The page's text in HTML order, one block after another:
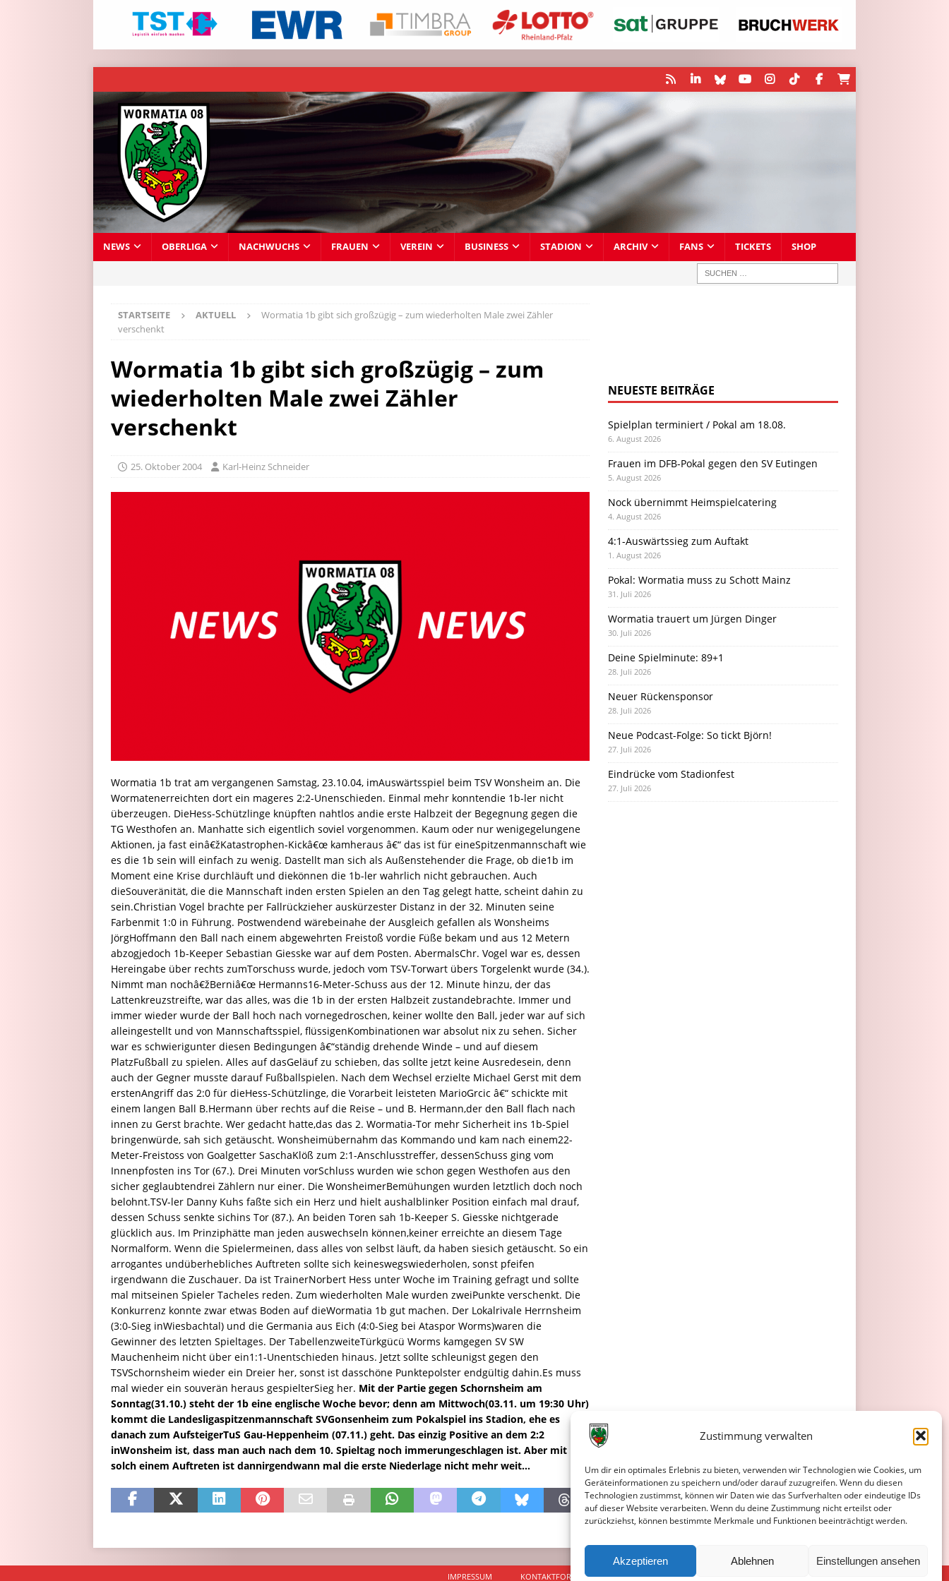
Zustimmung verwalten
Um dir ein optimales Erlebnis zu bieten, verwenden wir Technologien wie Cookies, um
Geräteinformationen zu speichern und/oder darauf zuzugreifen. Wenn du diesen
Technologien zustimmst, können wir Daten wie das Surfverhalten oder eindeutige IDs
auf dieser Website verarbeiten. Wenn du deine Zustimmung nicht erteilst oder
zurückziehst, können bestimmte Merkmale und Funktionen beeinträchtigt werden.
Akzeptieren Ablehnen Einstellungen ansehen
NEWS OBERLIGA NACHWUCHS FRAUEN VEREIN BUSINESS STADION ARCHIV FANS TICKETS SHOP
STARTSEITE AKTUELL
Wormatia 1b gibt sich großzügig – zum wiederholten Male zwei Zähler
verschenkt
Wormatia 1b gibt sich großzügig – zum
wiederholten Male zwei Zähler
verschenkt
25. Oktober 2004 Karl-Heinz Schneider
Wormatia 1b trat am vergangenen Samstag, 23.10.04, imAuswärtsspiel beim TSV Wonsheim an. Die
Wormatenerreichten dort ein mageres 2:2-Unenschieden. Einmal mehr konntendie 1b-ler nicht
überzeugen. DieHess-Schützlinge knüpften nahtlos andie erste Halbzeit der Begegnung gegen die
TG Westhofen an. Manhatte sich eigentlich soviel vorgenommen. Kaum oder nur wenigegelungene
Aktionen, ja fast einâ€žKatastrophen-Kickâ€œ kamheraus â€“ das ist für eineSpitzenmannschaft wie
es die 1b sein will einfach zu wenig. Dastellt man sich als Außenstehender die Frage, ob die1b im
Moment eine Krise durchläuft und diekönnen die 1b-ler wahrlich nicht gebrauchen. Auch
dieSouveränität, die die Mannschaft inden ersten Spielen an den Tag gelegt hatte, scheint dahin zu
sein.Christian Vogel brachte per Fallrückzieher auskürzester Distanz in der 32. Minuten seine
Farbenmit 1:0 in Führung. Postwendend wärebeinahe der Ausgleich gefallen als Wonsheims
JörgHoffmann den Ball nach einem abgewehrten Freistoß vordie Füße bekam und aus 12 Metern
abzogjedoch 1b-Keeper Sebastian Giesske war auf dem Posten. AbermalsChr. Vogel war es, dessen
Hereingabe über rechts zumTorschuss wurde, jedoch vom TSV-Torwart übers Torgelenkt wurde (34.).
Nimmt man nochâ€žBerniâ€œ Hermanns16-Meter-Schuss aus der 12. Minute hinzu, der das
Lattenkreuzstreifte, war das alles, was die 1b in der ersten Halbzeit zustandebrachte. Immer und
immer wieder wurde der Ball hoch nach vornegedroschen, keiner wollte den Ball, jeder war auf sich
alleingestellt und von Mannschaftsspiel, flüssigenKombinationen war absolut nix zu sehen. Sicher
war es schwierigunter diesen Bedingungen â€“ständig drehende Winde – und auf diesem
PlatzFußball zu spielen. Alles auf dasGeläuf zu schieben, das sollte jetzt keine Ausredesein, denn
auch der Gegner musste darauf Fußballspielen. Nach dem Wechsel erzielte Michael Gerst mit dem
erstenAngriff das 2:0 für dieHess-Schützlinge, die Vorarbeit leisteten MarioGrcic â€“ schickte mit
einem langen Ball B.Hermann über rechts auf die Reise – und B. Hermann,der den Ball flach nach
innen zu Gerst brachte. Wer gedacht hatte,das das 2. Wormatia-Tor mehr Sicherheit ins 1b-Spiel
bringenwürde, sah sich getäuscht. Wonsheimübernahm das Kommando und kam nach einem22-
Meter-Freistoss von Goalgetter SaschaKlöß zum 2:1-Anschlusstreffer, dessenSchuss ging vom
Innenpfosten ins Tor (67.). Drei Minuten vorSchluss wurden wie schon gegen Westhofen aus den
sicher geglaubtendrei Zählern nur einer. Die WonsheimerBemühungen wurden letztlich doch noch
belohnt.TSV-ler Danny Kuhs faßte sich ein Herz und hielt aushalblinker Position einfach mal drauf,
dessen Schuss senkte sichins Tor (87.). An beiden Toren sah 1b-Keeper S. Giesske nichtgerade
glücklich aus. Im Prinziphätte man jeden auswechseln können,keiner erreichte an diesem Tage
Normalform. Wenn die Spielermeinen, dass alles von selbst läuft, da haben siesich getäuscht. So ein
arrogantes undüberhebliches Auftreten sollte sich keineswegswiederholen, sonst pfeifen
irgendwann die Zuschauer. Da ist TrainerNorbert Hess unter Woche im Training gefragt und sollte
mal mitseinen Spieler Tacheles reden. Zum wiederholten Male wurden zweiPunkte verschenkt. Die
Konkurrenz konnte zwar etwas Boden auf dieWormatia 1b gut machen. Der Lokalrivale Herrnsheim
(3:0-Sieg inWiesbachtal) und die Germania aus Eich (4:0-Sieg bei Ataspor Worms)waren die
Gewinner des letzten Spieltages. Der TabellenzweiteTürkgücü Worms kamgegen SV SW
Mauchenheim nicht über ein1:1-Unentschieden hinaus. Jetzt sollte schleunigst gegen den
TSVSchornsheim wieder ein Dreier her, sonst ist dasschöne Punktepolster endgültig dahin.Es muss
mal wieder ein souverän heraus gespielterSieg her. Mit der Partie gegen Schornsheim am
Sonntag(31.10.) steht der 1b eine englische Woche bevor; denn am Mittwoch(03.11. um 19:30 Uhr)
kommt die Landesligaspitzenmannschaft SVGonsenheim zum Pokalspiel ins Stadion, ehe es
danach zum AufsteigerTuS Gau-Heppenheim (07.11.) geht. Das einzig Positive an dem 2:2
inWonsheim ist, dass man auch nach dem 10. Spieltag noch immerungeschlagen ist. Aber mit
solch einem Auftreten ist dannirgendwann mal die erste Niederlage nicht mehr weit…
NEUESTE BEITRÄGE
Spielplan terminiert / Pokal am 18.08.
6. August 2026
Frauen im DFB-Pokal gegen den SV Eutingen
5. August 2026
Nock übernimmt Heimspielcatering
4. August 2026
4:1-Auswärtssieg zum Auftakt
1. August 2026
Pokal: Wormatia muss zu Schott Mainz
31. Juli 2026
Wormatia trauert um Jürgen Dinger
30. Juli 2026
Deine Spielminute: 89+1
28. Juli 2026
Neuer Rückensponsor
28. Juli 2026
Neue Podcast-Folge: So tickt Björn!
27. Juli 2026
Eindrücke vom Stadionfest
27. Juli 2026
IMPRESSUM KONTAKTFORMULAR DATENSCHUTZERKLÄRUNG